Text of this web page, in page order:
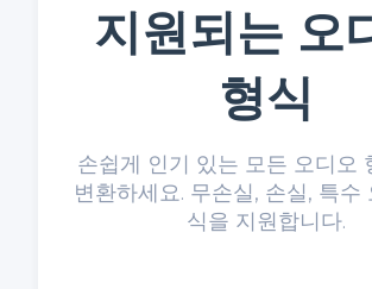
지원되는 오
형식
손쉽게 인기 있는 모든 오디오
변환하세요. 무손실, 손실, 특수
식을 지원합니다.